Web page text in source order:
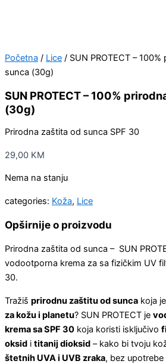
Početna / Lice / SUN PROTECT –
sunca (30g)
SUN PROTECT – 100%
(30g)
Prirodna zaštita od sunca SPF 30
29,00 KM
Nema na stanju
categories: Koža, Lice
Opširnije o proizvodu
Prirodna zaštita od sunca – SUN
vodootporna krema za sa fizičkim UV
30.
Tražiš prirodnu zaštitu od sunca koja
za kožu i planetu? SUN PROTECT je
krema sa SPF 30 koja koristi isključivo
oksid i titanij dioksid – kako bi tvoju
štetnih UVA i UVB zraka, bez